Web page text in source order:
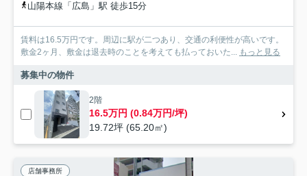
山陽本線「広島」駅 徒歩15分
賃料は16.5万円です。周辺に駅が二つあり、交通の利便性が高いです。
敷金2ヶ月、敷金は退去時のことを考えても払っておいた... もっと見る
募集中の物件
2階
16.5万円 (0.84万円/坪)
19.72坪 (65.20㎡)
店舗事務所